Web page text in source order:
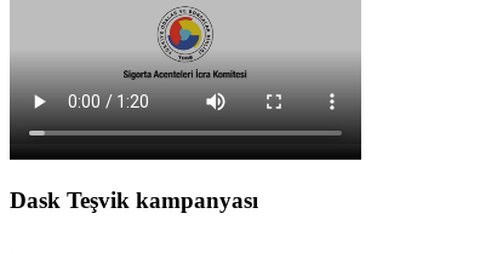
Dask Teşvik kampanyası